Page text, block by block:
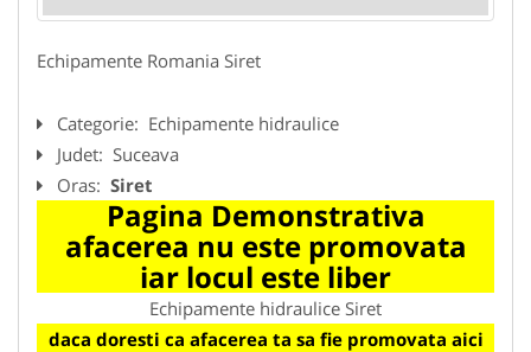
Echipamente Romania Siret
Categorie: Echipamente hidraulice
Judet: Suceava
Oras: Siret
Pagina Demonstrativa
afacerea nu este promovata
iar locul este liber
Echipamente hidraulice Siret
daca doresti ca afacerea ta sa fie promovata aici